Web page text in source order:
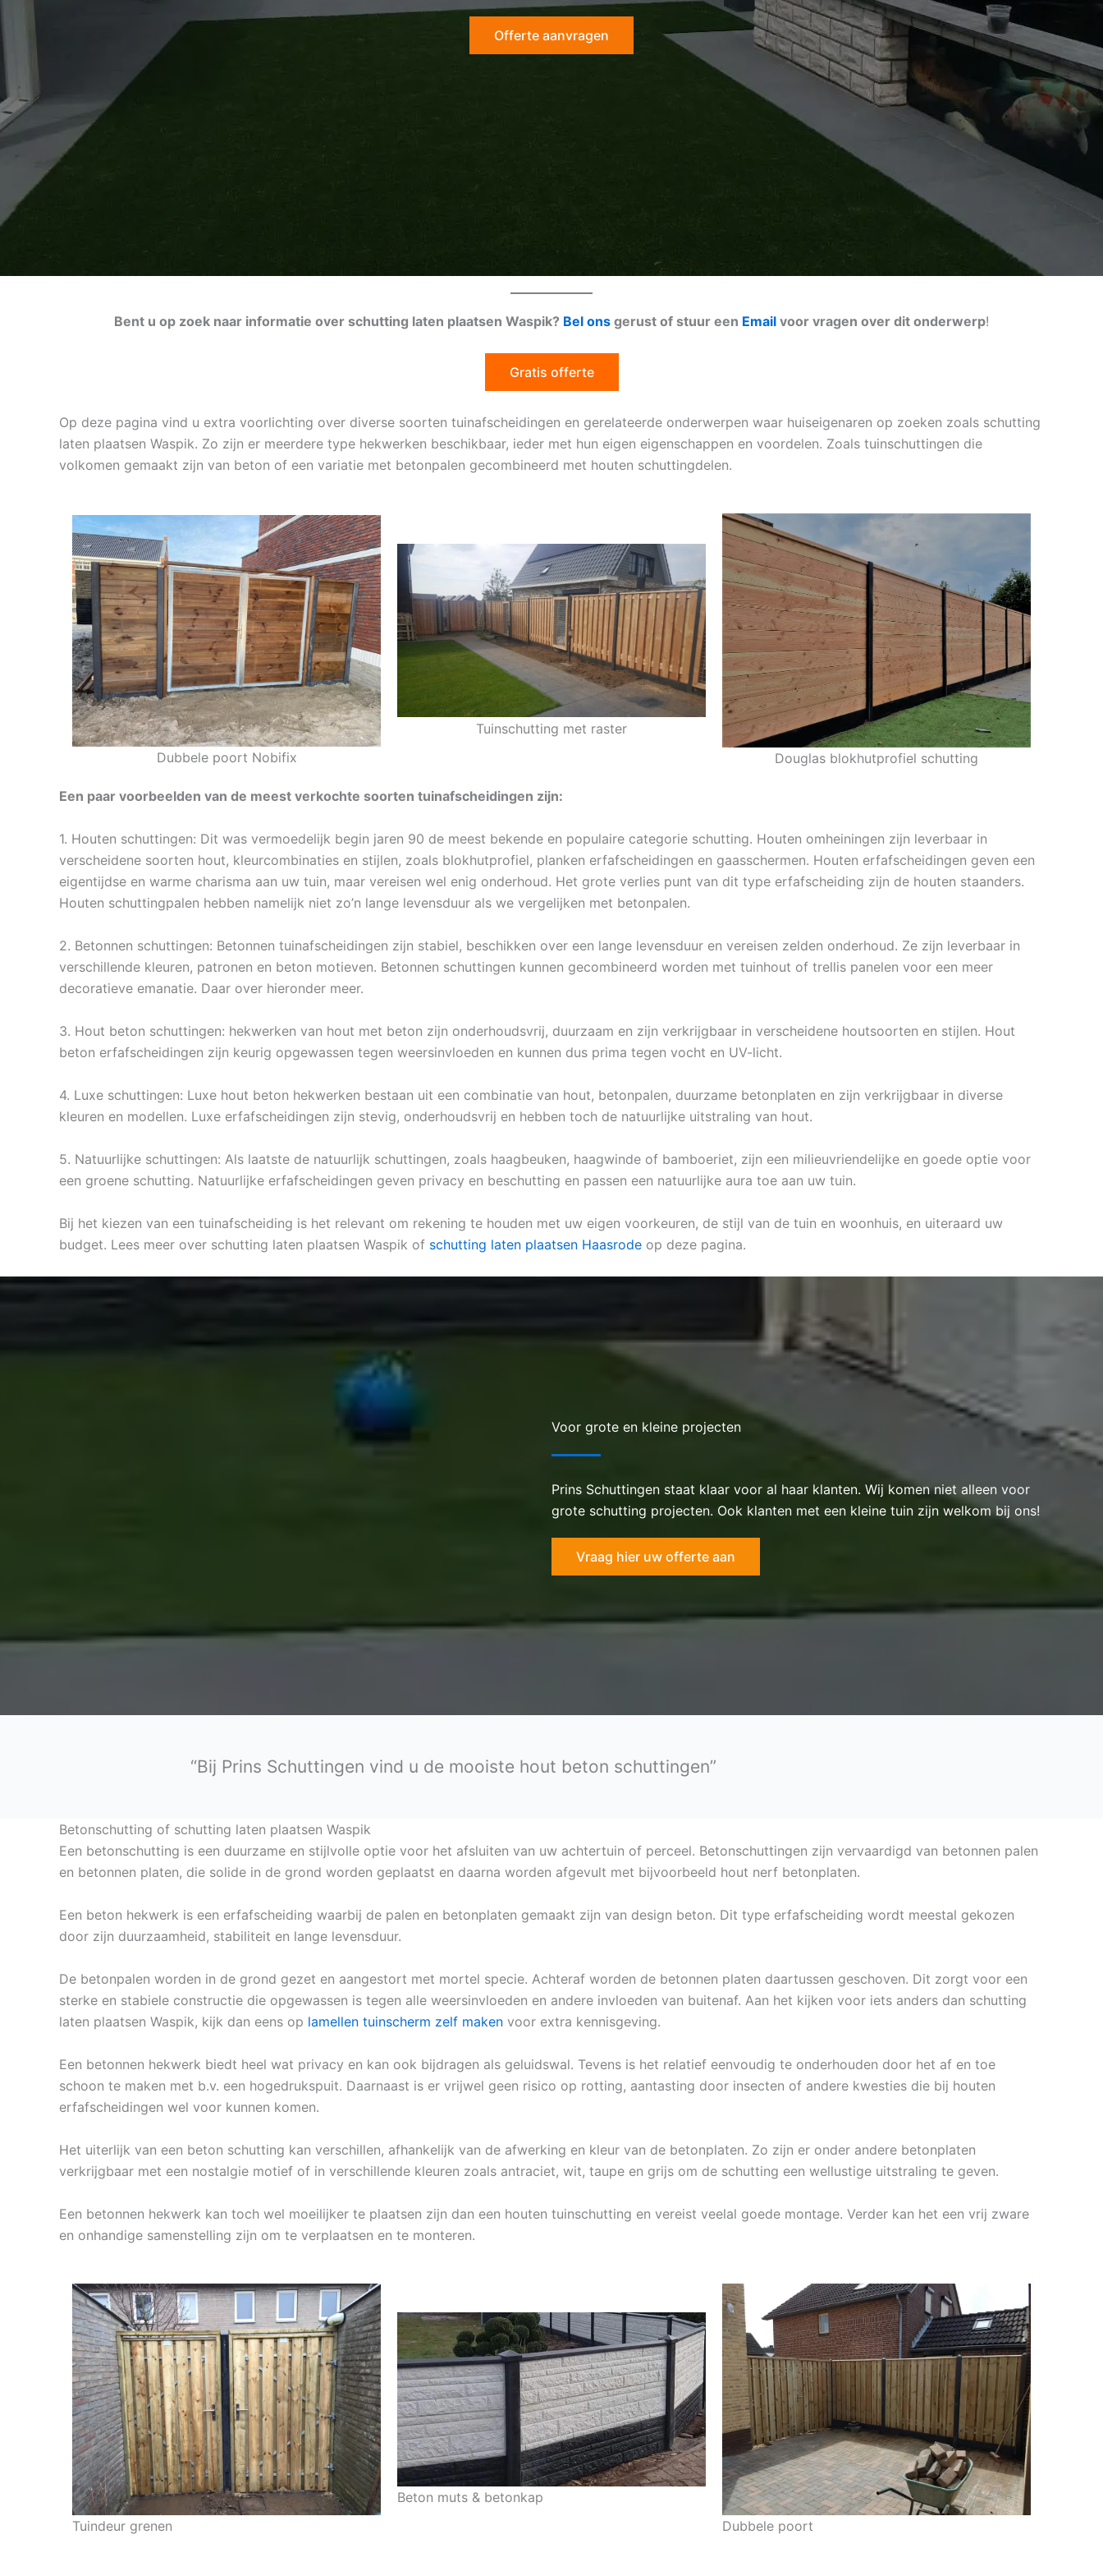
Offerte aanvragen
Bent u op zoek naar informatie over schutting laten plaatsen Waspik? Bel ons gerust of stuur een Email voor vragen over dit onderwerp!
Gratis offerte
Op deze pagina vind u extra voorlichting over diverse soorten tuinafscheidingen en gerelateerde onderwerpen waar huiseigenaren op zoeken zoals schutting
laten plaatsen Waspik. Zo zijn er meerdere type hekwerken beschikbaar, ieder met hun eigen eigenschappen en voordelen. Zoals tuinschuttingen die
volkomen gemaakt zijn van beton of een variatie met betonpalen gecombineerd met houten schuttingdelen.
Dubbele poort Nobifix
Tuinschutting met raster
Douglas blokhutprofiel schutting
Een paar voorbeelden van de meest verkochte soorten tuinafscheidingen zijn:
1. Houten schuttingen: Dit was vermoedelijk begin jaren 90 de meest bekende en populaire categorie schutting. Houten omheiningen zijn leverbaar in
verscheidene soorten hout, kleurcombinaties en stijlen, zoals blokhutprofiel, planken erfafscheidingen en gaasschermen. Houten erfafscheidingen geven een
eigentijdse en warme charisma aan uw tuin, maar vereisen wel enig onderhoud. Het grote verlies punt van dit type erfafscheiding zijn de houten staanders.
Houten schuttingpalen hebben namelijk niet zo’n lange levensduur als we vergelijken met betonpalen.
2. Betonnen schuttingen: Betonnen tuinafscheidingen zijn stabiel, beschikken over een lange levensduur en vereisen zelden onderhoud. Ze zijn leverbaar in
verschillende kleuren, patronen en beton motieven. Betonnen schuttingen kunnen gecombineerd worden met tuinhout of trellis panelen voor een meer
decoratieve emanatie. Daar over hieronder meer.
3. Hout beton schuttingen: hekwerken van hout met beton zijn onderhoudsvrij, duurzaam en zijn verkrijgbaar in verscheidene houtsoorten en stijlen. Hout
beton erfafscheidingen zijn keurig opgewassen tegen weersinvloeden en kunnen dus prima tegen vocht en UV-licht.
4. Luxe schuttingen: Luxe hout beton hekwerken bestaan uit een combinatie van hout, betonpalen, duurzame betonplaten en zijn verkrijgbaar in diverse
kleuren en modellen. Luxe erfafscheidingen zijn stevig, onderhoudsvrij en hebben toch de natuurlijke uitstraling van hout.
5. Natuurlijke schuttingen: Als laatste de natuurlijk schuttingen, zoals haagbeuken, haagwinde of bamboeriet, zijn een milieuvriendelijke en goede optie voor
een groene schutting. Natuurlijke erfafscheidingen geven privacy en beschutting en passen een natuurlijke aura toe aan uw tuin.
Bij het kiezen van een tuinafscheiding is het relevant om rekening te houden met uw eigen voorkeuren, de stijl van de tuin en woonhuis, en uiteraard uw
budget. Lees meer over schutting laten plaatsen Waspik of schutting laten plaatsen Haasrode op deze pagina.
Voor grote en kleine projecten
Prins Schuttingen staat klaar voor al haar klanten. Wij komen niet alleen voor
grote schutting projecten. Ook klanten met een kleine tuin zijn welkom bij ons!
Vraag hier uw offerte aan
“Bij Prins Schuttingen vind u de mooiste hout beton schuttingen”
Betonschutting of schutting laten plaatsen Waspik
Een betonschutting is een duurzame en stijlvolle optie voor het afsluiten van uw achtertuin of perceel. Betonschuttingen zijn vervaardigd van betonnen palen
en betonnen platen, die solide in de grond worden geplaatst en daarna worden afgevult met bijvoorbeeld hout nerf betonplaten.
Een beton hekwerk is een erfafscheiding waarbij de palen en betonplaten gemaakt zijn van design beton. Dit type erfafscheiding wordt meestal gekozen
door zijn duurzaamheid, stabiliteit en lange levensduur.
De betonpalen worden in de grond gezet en aangestort met mortel specie. Achteraf worden de betonnen platen daartussen geschoven. Dit zorgt voor een
sterke en stabiele constructie die opgewassen is tegen alle weersinvloeden en andere invloeden van buitenaf. Aan het kijken voor iets anders dan schutting
laten plaatsen Waspik, kijk dan eens op lamellen tuinscherm zelf maken voor extra kennisgeving.
Een betonnen hekwerk biedt heel wat privacy en kan ook bijdragen als geluidswal. Tevens is het relatief eenvoudig te onderhouden door het af en toe
schoon te maken met b.v. een hogedrukspuit. Daarnaast is er vrijwel geen risico op rotting, aantasting door insecten of andere kwesties die bij houten
erfafscheidingen wel voor kunnen komen.
Het uiterlijk van een beton schutting kan verschillen, afhankelijk van de afwerking en kleur van de betonplaten. Zo zijn er onder andere betonplaten
verkrijgbaar met een nostalgie motief of in verschillende kleuren zoals antraciet, wit, taupe en grijs om de schutting een wellustige uitstraling te geven.
Een betonnen hekwerk kan toch wel moeilijker te plaatsen zijn dan een houten tuinschutting en vereist veelal goede montage. Verder kan het een vrij zware
en onhandige samenstelling zijn om te verplaatsen en te monteren.
Tuindeur grenen
Beton muts & betonkap
Dubbele poort